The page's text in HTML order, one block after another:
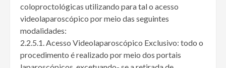
coloproctológicas utilizando para tal o acesso
videolaparoscópico por meio das seguintes
modalidades:
2.2.5.1. Acesso Videolaparoscópico Exclusivo: todo o
procedimento é realizado por meio dos portais